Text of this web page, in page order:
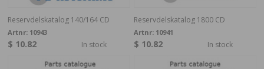
Reservdelskatalog 140/164 CD
Artnr: 10943
$ 10.82 In stock
Reservdelskatalog 1800 CD
Artnr: 10941
$ 10.82 In stock